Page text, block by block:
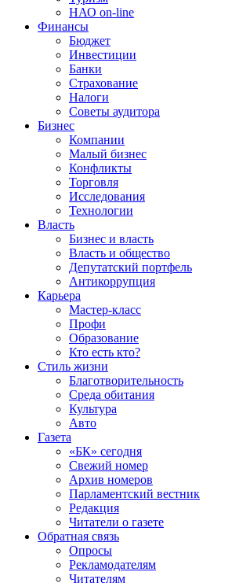
НАО on-line
Финансы
Бюджет
Инвестиции
Банки
Страхование
Налоги
Советы аудитора
Бизнес
Компании
Малый бизнес
Конфликты
Торговля
Исследования
Технологии
Власть
Бизнес и власть
Власть и общество
Депутатский портфель
Антикоррупция
Карьера
Мастер-класс
Профи
Образование
Кто есть кто?
Стиль жизни
Благотворительность
Среда обитания
Культура
Авто
Газета
«БК» сегодня
Свежий номер
Архив номеров
Парламентский вестник
Редакция
Читатели о газете
Обратная связь
Опросы
Рекламодателям
Читателям